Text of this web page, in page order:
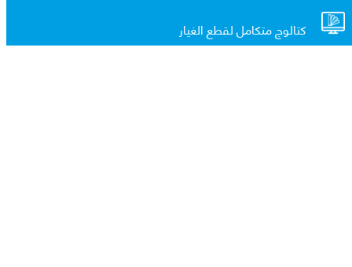
كتالوج متكامل لقطع الغيار